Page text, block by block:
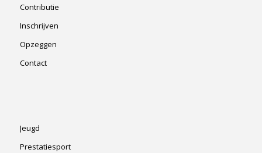
Contributie
Inschrijven
Opzeggen
Contact
Jeugd
Prestatiesport